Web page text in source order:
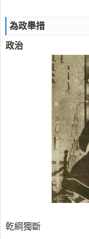
為政舉措
政治
乾綱獨斷